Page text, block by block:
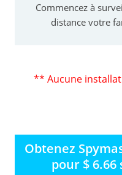
Commencez à
distance votre
** Aucune
Obtenez
pour $